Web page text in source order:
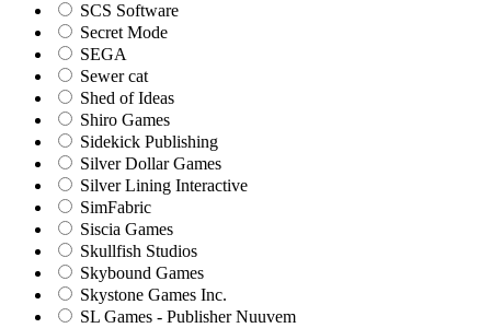
SCS Software
Secret Mode
SEGA
Sewer cat
Shed of Ideas
Shiro Games
Sidekick Publishing
Silver Dollar Games
Silver Lining Interactive
SimFabric
Siscia Games
Skullfish Studios
Skybound Games
Skystone Games Inc.
SL Games - Publisher Nuuvem